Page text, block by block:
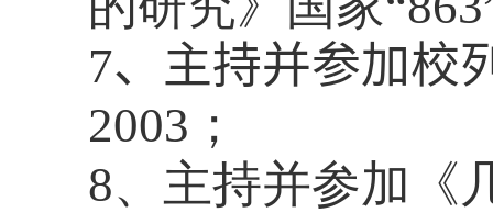
7、主持并参加校
2003 ；
8、主持并参加《